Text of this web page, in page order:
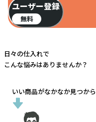
ユーザー登録
無料
日々の仕入れで
こんな悩みはありませんか？
いい商品がなかなか見つか